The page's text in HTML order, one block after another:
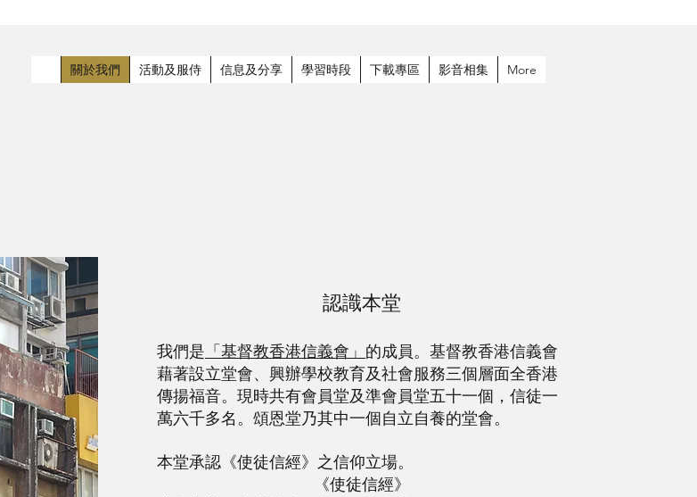
關於我們 活動及服侍 信息及分享 學習時段 下載專區 影音相集 More
認識本堂
我們是 「基督教香港信義會」 的成員。基督教香港信義會
藉著設立堂會、興辦學校教育及社會服務三個層面全香港
傳揚福音。現時共有會員堂及準會員堂五十一個，信徒一
萬六千多名。頌恩堂乃其中一個自立自養的堂會。
本堂承認《使徒信經》之信仰立場。
《使徒信經》